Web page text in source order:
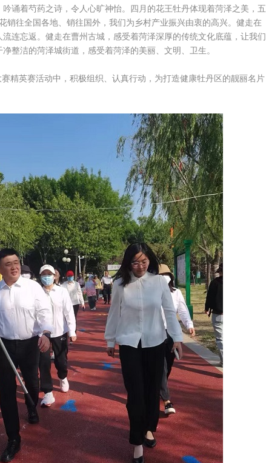
诵着芍药之诗，令人心旷神怡。四月的花王牡丹体现着菏泽之美，五
销往全国各地、销往国外，我们为乡村产业振兴由衷的高兴。健走在
连忘返。健走在曹州古城，感受着菏泽深厚的传统文化底蕴，让我们
整洁的菏泽城街道，感受着菏泽的美丽、文明、卫生。
精英赛活动中，积极组织、认真行动，为打造健康牡丹区的靓丽名片